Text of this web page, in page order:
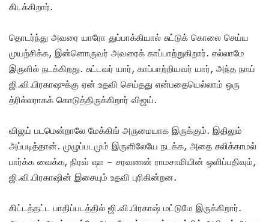
கிடக்கிறார்.
தொடர்ந்து அவரை யாரோ துப்பாக்கியால் சுட்டுக் கொலை செய்ய
முயற்சிக்க, இன்னொருவர் அவரைக் காப்பாற்றுகிறார். எல்லாமே
இருளில் நடக்கிறது. சுட்டவர் யார், காப்பாற்றியவர் யார், அந்த நாய்
ஜி.வி.பிரகாஷுக்கு ஏன் உதவி செய்தது என்பதையெல்லாம் ஒரு
த்ரில்லராகக் கொடுத்திருக்கிறார் விஜய்.
விஜய் படமென்றாலே மேக்கிங் அருமையாக இருக்கும். இதிலும்
அப்படித்தான். முழுப்படமும் இருளிலேயே நடக்க, அதை சலிக்காமல்
பார்க்க வைக்க, நிரவ் ஷா – சரவணன் ராமசாமியின் ஒளிப்பதிவும்,
ஜி.வி.பிரகாஷின் இசையும் உதவி புரிகின்றன.
கிட்டத்தட்ட பாதிப்படத்தில் ஜி.வி.பிரகாஷ் மட்டுமே இருக்கிறார்.